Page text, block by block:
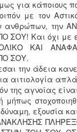
για κάποιους
με τον
ανθρώπων, την
ΣΟΥ! Και όχι με
ΚΑΙ
ΣΟΥ.
την άδεια
αιτιολογία
της αγνοίας
δύναμη, εξουσία